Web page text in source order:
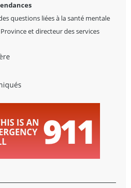
questions liées à la santé mentale
et directeur des services